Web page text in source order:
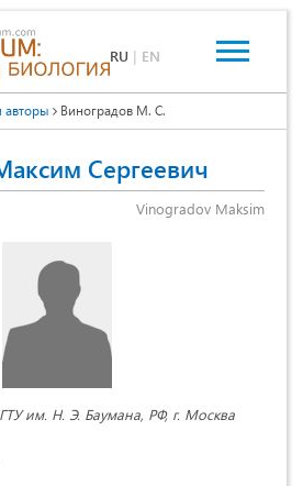
RU | EN
Виноградов М. С.
Сергеевич
Vinogradov Maksim
им. Н. Э. Баумана, РФ, г. Москва